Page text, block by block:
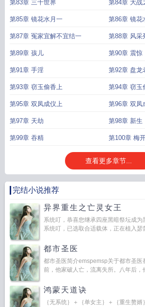
第83章 三千世界 第84章 大战
第85章 镜花水月一 第86章 镜花
第87章 冤家宜解不宜结一 第88章 风采
第89章 孩儿 第90章 震惊
第91章 手淫 第92章 盘龙
第93章 窃玉偷香上 第94章 窃玉
第95章 双凤成仪上 第96章 双凤
第97章 天劫 第98章 新生
第99章 吞精 第100章 梅
查看更多章节...
完结小说推荐
异界重生之亡灵女王
系统叮，恭喜您继承四座黑暗祭坛成为
系统叮，已选取合适载体，正在植入瑟
都市圣医
都市圣医简介emspemsp关于都市圣医
前，他家破人亡，流离失所。八年后，
鸿蒙天道诀
｛无系统｝＋｛单女主｝＋｛重生赘